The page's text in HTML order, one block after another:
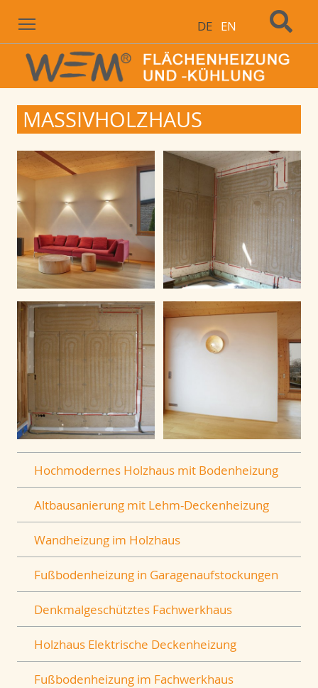
DE EN
MASSIVHOLZHAUS
Hochmodernes Holzhaus mit Bodenheizung
Altbausanierung mit Lehm-Deckenheizung
Wandheizung im Holzhaus
Fußbodenheizung in Garagenaufstockungen
Denkmalgeschütztes Fachwerkhaus
Holzhaus Elektrische Deckenheizung
Fußbodenheizung im Fachwerkhaus